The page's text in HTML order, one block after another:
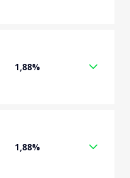
1,88%
1,88%